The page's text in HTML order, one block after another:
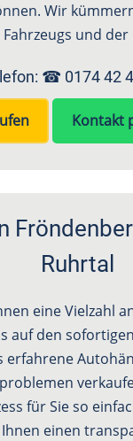
Wir
und
☎ 0174 42
Kontakt
Ruhrtal
eine Vielzahl
auf den
erfahrene
für Sie so
einen